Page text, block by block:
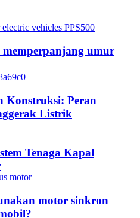
umur
Konstruksi: Peran
Listrik
Tenaga Kapal
motor sinkron